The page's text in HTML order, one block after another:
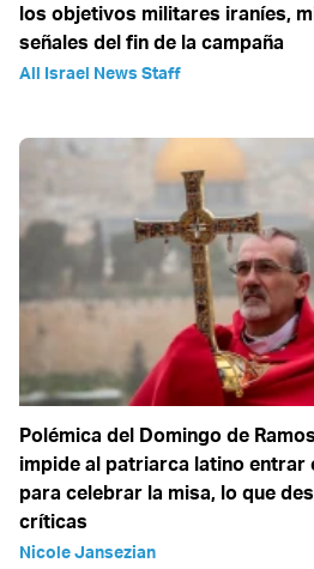
los objetivos militares iraníes,
señales del fin de la campaña
All Israel News Staff
Polémica del Domingo de
impide al patriarca latino entrar
para celebrar la misa, lo que
críticas
Nicole Jansezian